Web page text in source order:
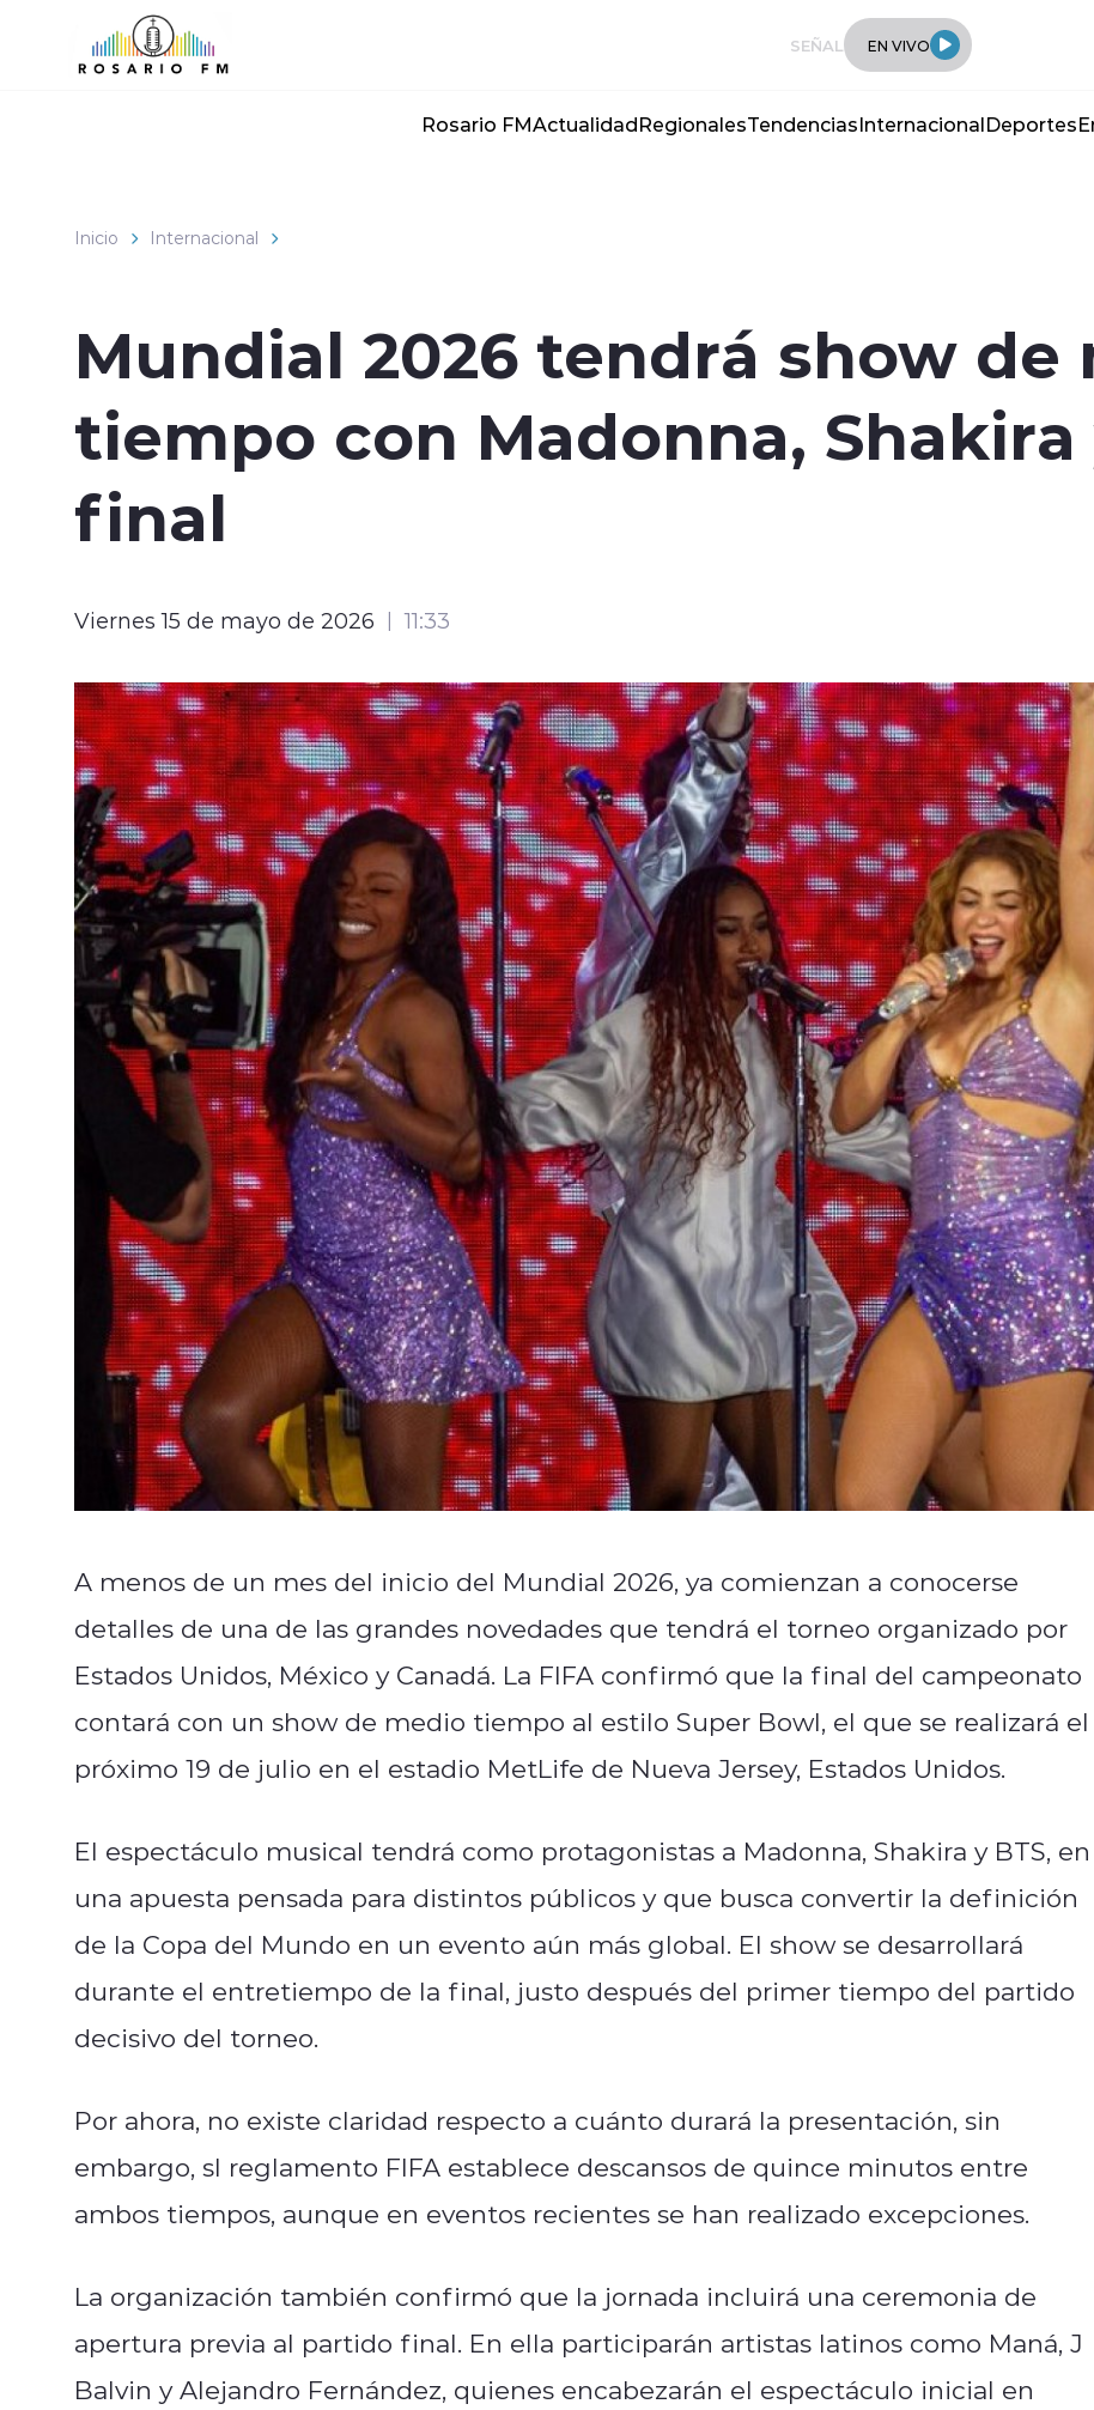
Click acá para ir directamente al contenido
SEÑAL EN VIVO
Rosario FMActualidadRegionalesTendenciasInternacionalDeportes
Inicio Internacional
Mundial 2026 tendrá show de
tiempo con Madonna, Shakira
final
Viernes 15 de mayo de 2026 11:33
A menos de un mes del inicio del Mundial 2026, ya comienzan a conocerse
detalles de una de las grandes novedades que tendrá el torneo organizado por
Estados Unidos, México y Canadá. La FIFA confirmó que la final del campeonato
contará con un show de medio tiempo al estilo Super Bowl, el que se realizará el
próximo 19 de julio en el estadio MetLife de Nueva Jersey, Estados Unidos.
El espectáculo musical tendrá como protagonistas a Madonna, Shakira y BTS, en
una apuesta pensada para distintos públicos y que busca convertir la definición
de la Copa del Mundo en un evento aún más global. El show se desarrollará
durante el entretiempo de la final, justo después del primer tiempo del partido
decisivo del torneo.
Por ahora, no existe claridad respecto a cuánto durará la presentación, sin
embargo, sl reglamento FIFA establece descansos de quince minutos entre
ambos tiempos, aunque en eventos recientes se han realizado excepciones.
La organización también confirmó que la jornada incluirá una ceremonia de
apertura previa al partido final. En ella participarán artistas latinos como Maná, J
Balvin y Alejandro Fernández, quienes encabezarán el espectáculo inicial en